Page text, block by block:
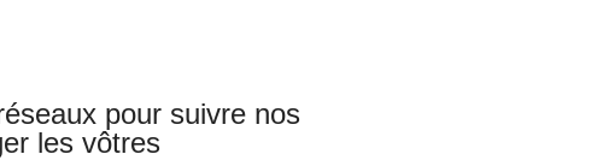
pour suivre nos
les vôtres